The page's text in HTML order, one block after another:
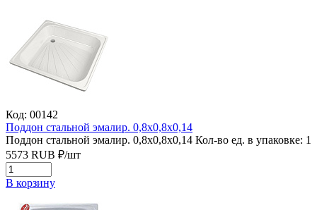
Код: 00142
Поддон стальной эмалир. 0,8х0,8х0,14
Поддон стальной эмалир. 0,8х0,8х0,14 Кол-во ед. в упаковке: 1
5573 RUB ₽/шт
В корзину